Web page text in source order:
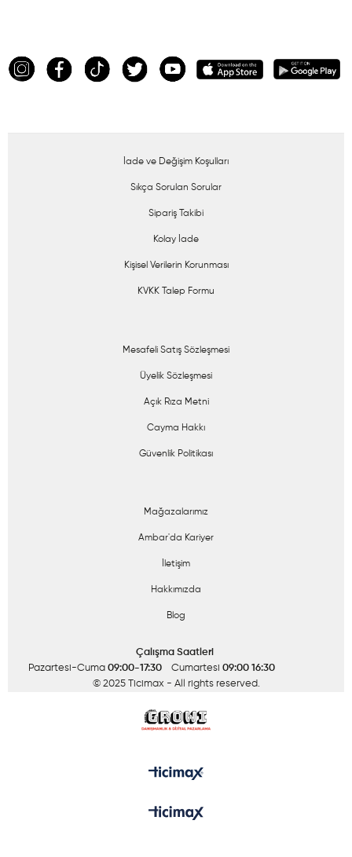
İade ve Değişim Koşulları
Sıkça Sorulan Sorular
Sipariş Takibi
Kolay İade
Kişisel Verilerin Korunması
KVKK Talep Formu
Mesafeli Satış Sözleşmesi
Üyelik Sözleşmesi
Açık Rıza Metni
Cayma Hakkı
Güvenlik Politikası
Mağazalarımız
Ambar'da Kariyer
İletişim
Hakkımızda
Blog
Çalışma Saatleri
Pazartesi-Cuma 09:00-17:30 Cumartesi 09:00 16:30
© 2025 Ticimax - All rights reserved.